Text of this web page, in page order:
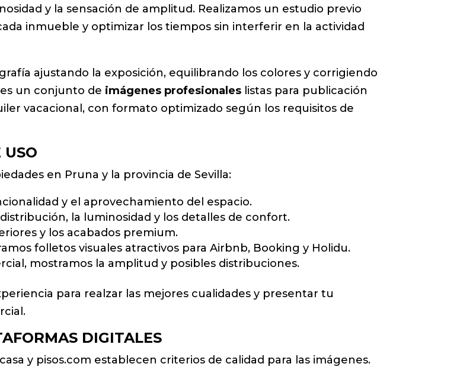
y la sensación de amplitud. Realizamos un estudio previo
inmueble y optimizar los tiempos sin interferir en la actividad
ajustando la exposición, equilibrando los colores y corrigiendo
un conjunto de imágenes profesionales listas para publicación
vacacional, con formato optimizado según los requisitos de
USO
en Pruna y la provincia de Sevilla:
y el aprovechamiento del espacio.
la luminosidad y los detalles de confort.
y los acabados premium.
folletos visuales atractivos para Airbnb, Booking y Holidu.
mostramos la amplitud y posibles distribuciones.
para realzar las mejores cualidades y presentar tu
DIGITALES
y pisos.com establecen criterios de calidad para las imágenes.